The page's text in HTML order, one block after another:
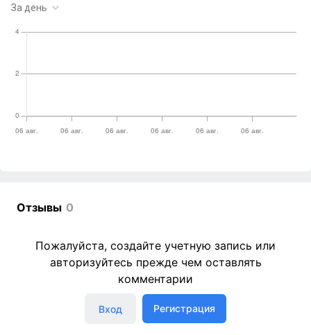
Отзывы 0
Пожалуйста, создайте учетную запись или
авторизуйтесь прежде чем оставлять
комментарии
Вход Регистрация